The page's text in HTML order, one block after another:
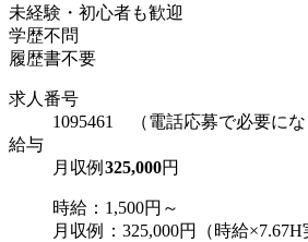
未経験・初心者も歓迎
学歴不問
履歴書不要
求人番号
1095461 （電話応募で必要にな
給与
月収例 325,000円
時給：1,500円～
月収例：325,000円（時給